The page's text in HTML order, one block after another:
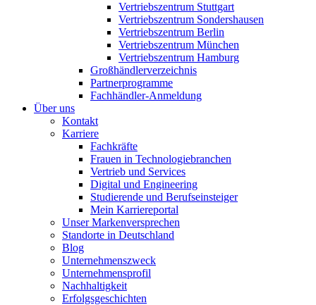
Vertriebszentrum Stuttgart
Vertriebszentrum Sondershausen
Vertriebszentrum Berlin
Vertriebszentrum München
Vertriebszentrum Hamburg
Großhändlerverzeichnis
Partnerprogramme
Fachhändler-Anmeldung
Über uns
Kontakt
Karriere
Fachkräfte
Frauen in Technologiebranchen
Vertrieb und Services
Digital und Engineering
Studierende und Berufseinsteiger
Mein Karriereportal
Unser Markenversprechen
Standorte in Deutschland
Blog
Unternehmenszweck
Unternehmensprofil
Nachhaltigkeit
Erfolgsgeschichten